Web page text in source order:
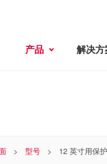
产品 解决方
型号 12 英寸用保